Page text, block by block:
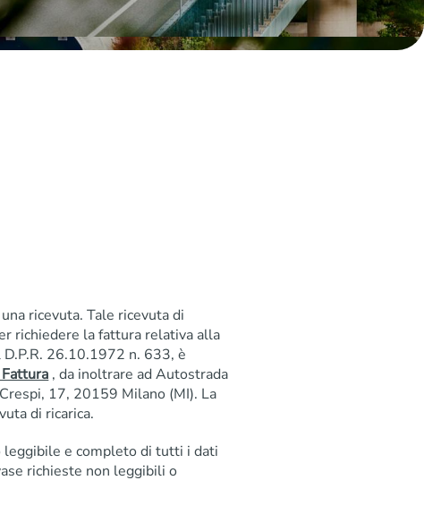
ricevuta. Tale ricevuta di
richiedere la fattura relativa alla
26.10.1972 n. 633, è
, da inoltrare ad Autostrada
17, 20159 Milano (MI). La
di ricarica.
leggibile e completo di tutti i dati
richieste non leggibili o